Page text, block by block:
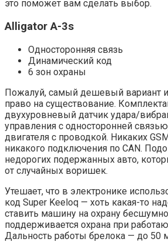
это поможет вам сделать выбор.
Alligator A-3s
Односторонняя связь
Динамический код
6 зон охраны
Пожалуй, самый дешевый вариант
право на существование.
двухуровневый датчик удара/
управления с односторонней
двигателя с проводкой. Никаких
никакого подключения по CAN.
недорогих подержанных авто,
от случайных воришек.
Утешает, что в электронике
код Super Keeloq — хоть какая-то
ставить машину на охрану
поддерживается охрана при
Дальность работы брелока — до 50